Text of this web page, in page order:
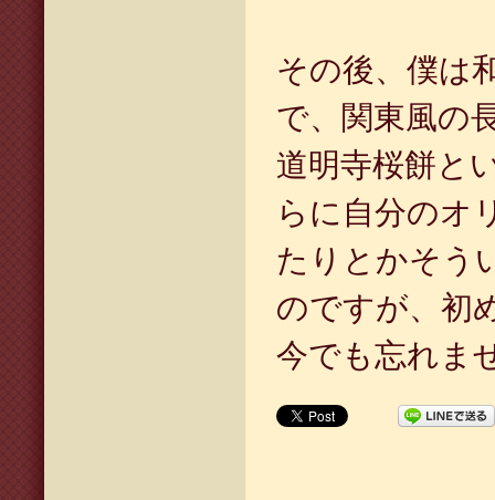
その後、僕は
で、関東風の
道明寺桜餅と
らに自分のオ
たりとかそう
のですが、初
今でも忘れま